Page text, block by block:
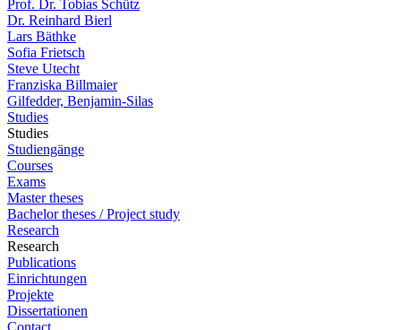
Prof. Dr. Tobias Schütz
Dr. Reinhard Bierl
Lars Bäthke
Sofia Frietsch
Steve Utecht
Franziska Billmaier
Gilfedder, Benjamin-Silas
Studies
Studies
Studiengänge
Courses
Exams
Master theses
Bachelor theses / Project study
Research
Research
Publications
Einrichtungen
Projekte
Dissertationen
Contact